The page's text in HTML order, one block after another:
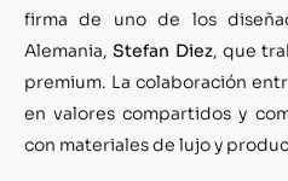
firma de uno de los
Alemania,Stefan Diez, que
premium. La colaboración
en valores compartidos y
con materiales de lujo y